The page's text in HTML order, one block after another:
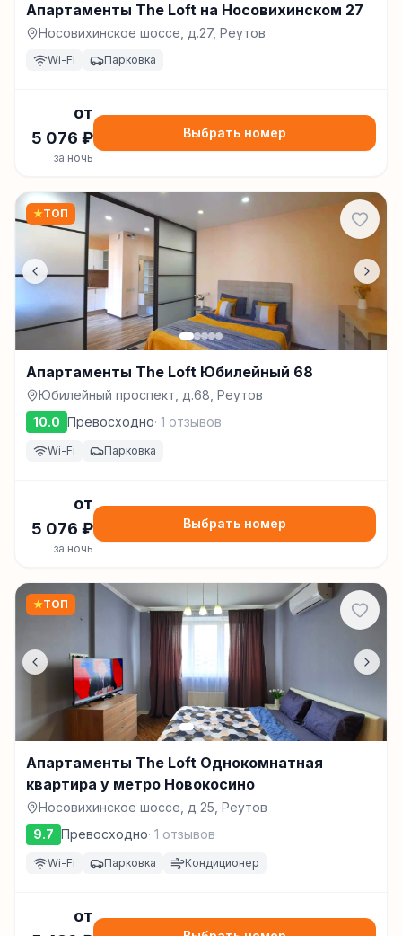
Апартаменты The Loft на Носовихинском 27
Носовихинское шоссе, д.27, Реутов
Wi-Fi Парковка
от
5 076 ₽
за ночь
Выбрать номер
★ТОП
Апартаменты The Loft Юбилейный 68
Юбилейный проспект, д.68, Реутов
10.0 Превосходно· 1 отзывов
Wi-Fi Парковка
от
5 076 ₽
за ночь
Выбрать номер
★ТОП
Апартаменты The Loft Однокомнатная
квартира у метро Новокосино
Носовихинское шоссе, д 25, Реутов
9.7 Превосходно· 1 отзывов
Wi-Fi Парковка Кондиционер
от